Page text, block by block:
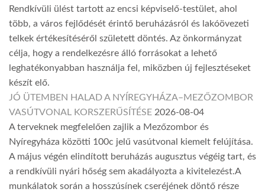
Rendkívüli ülést tartott az encsi képviselő-testület, ahol
több, a város fejlődését érintő beruházásról és lakóövezeti
telkek értékesítéséről született döntés. Az önkormányzat
célja, hogy a rendelkezésre álló forrásokat a lehető
leghatékonyabban használja fel, miközben új fejlesztéseket
készít elő.
JÓ ÜTEMBEN HALAD A NYÍREGYHÁZA–MEZŐZOMBOR
VASÚTVONAL KORSZERŰSÍTÉSE 2026-08-04
A terveknek megfelelően zajlik a Mezőzombor és
Nyíregyháza közötti 100c jelű vasútvonal kiemelt felújítása.
A május végén elindított beruházás augusztus végéig tart, és
a rendkívüli nyári hőség sem akadályozta a kivitelezést.A
munkálatok során a hosszúsínek cseréjének döntő része